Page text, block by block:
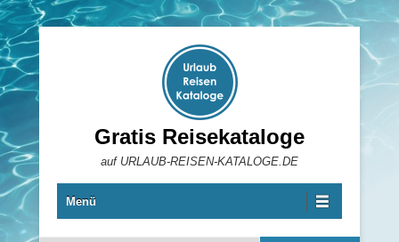
Gratis Reisekataloge
auf URLAUB-REISEN-KATALOGE.DE
Menü